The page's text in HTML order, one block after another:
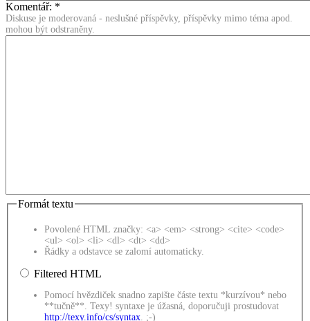
Komentář: *
Diskuse je moderovaná - neslušné příspěvky, příspěvky mimo téma apod.
mohou být odstraněny.
Formát textu
Povolené HTML značky: <a> <em> <strong> <cite> <code>
<ul> <ol> <li> <dl> <dt> <dd>
Řádky a odstavce se zalomí automaticky.
Filtered HTML
Pomocí hvězdiček snadno zapište částe textu *kurzívou* nebo
**tučně**. Texy! syntaxe je úžasná, doporučuji prostudovat
http://texy.info/cs/syntax . ;-)